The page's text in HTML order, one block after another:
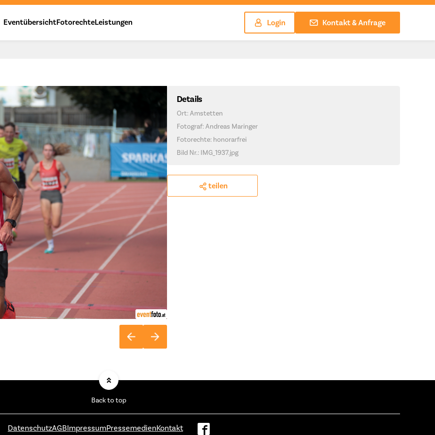
EventübersichtFotorechteLeistungen Login Kontakt & Anfrage
Details
Ort: Amstetten
Fotograf: Andreas Maringer
Fotorechte: honorarfrei
Bild Nr.: IMG_1937.jpg
teilen
Back to top
DatenschutzAGBImpressumPressemedienKontakt